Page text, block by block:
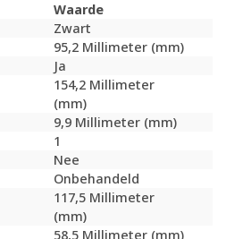
Waarde
Zwart
95,2 Millimeter (mm)
Ja
154,2 Millimeter
(mm)
9,9 Millimeter (mm)
1
Nee
Onbehandeld
117,5 Millimeter
(mm)
58,5 Millimeter (mm)